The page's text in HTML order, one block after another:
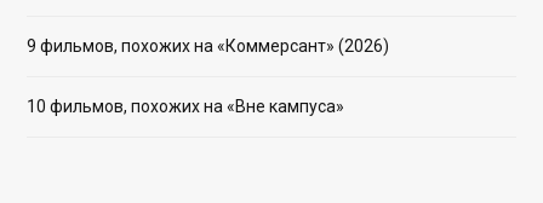
9 фильмов, похожих на «Коммерсант» (2026)
10 фильмов, похожих на «Вне кампуса»